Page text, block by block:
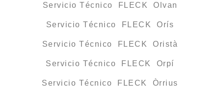
Servicio Técnico FLECK Olvan
Servicio Técnico FLECK Orís
Servicio Técnico FLECK Oristà
Servicio Técnico FLECK Orpí
Servicio Técnico FLECK Òrrius